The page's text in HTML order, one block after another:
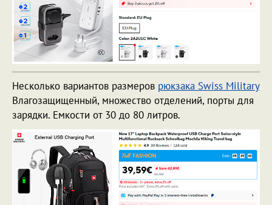
Несколько вариантов размеров рюкзака Swiss Military
Влагозащищенный, множество отделений, порты для
зарядки. Емкости от 30 до 80 литров.